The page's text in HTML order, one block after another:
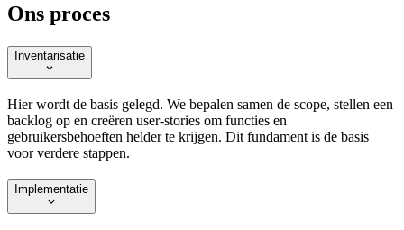
Ons proces
Inventarisatie
Hier wordt de basis gelegd. We bepalen samen de scope, stellen een
backlog op en creëren user-stories om functies en
gebruikersbehoeften helder te krijgen. Dit fundament is de basis
voor verdere stappen.
Implementatie